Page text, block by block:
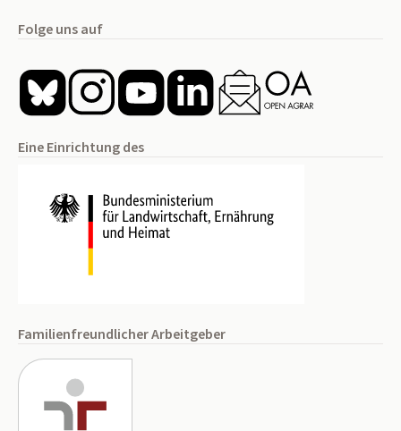
Folge uns auf
Eine Einrichtung des
Familienfreundlicher Arbeitgeber